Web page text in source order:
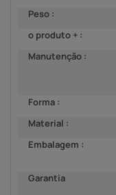
Peso :
o produto + :
Manutenção :
Forma :
Material :
Embalagem :
Garantia